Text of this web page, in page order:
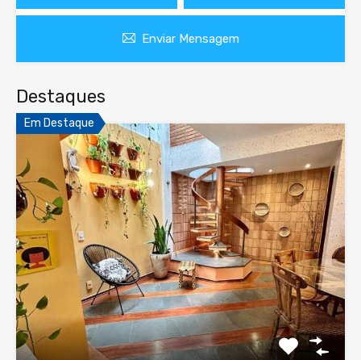
Enviar Mensagem
Destaques
Em Destaque